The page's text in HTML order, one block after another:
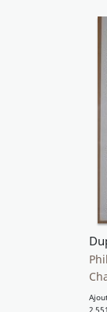
2 551